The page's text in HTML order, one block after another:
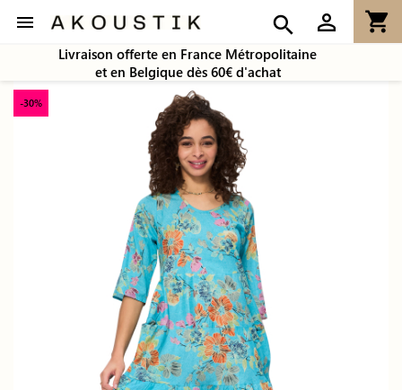
 shopping_cart
person_outline
search
Livraison offerte en France Métropolitaine
et en Belgique dès 60€ d'achat
-30%